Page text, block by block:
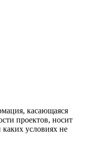
касающаяся
проектов, носит
условиях не